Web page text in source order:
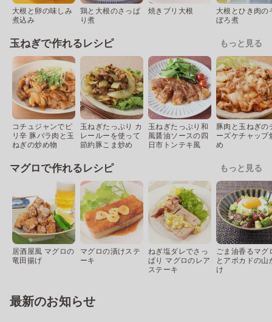
大根と卵の味しみ
煮込み
鶏と大根のさっぱ
り煮
焼きブリ大根
大根とひき肉の
ぼろ煮
玉ねぎで作れるレシピ もっと見る
コチュジャンでピ
リ辛 豚バラ肉と玉
ねぎの炒め物
玉ねぎたっぷり カ
レールーを使って
節約豚こま炒め
玉ねぎたっぷり和
風醤油ソースの四
日市トンテキ風
豚肉と玉ねぎの
ーズケチャップ
め
マグロで作れるレシピ もっと見る
居酒屋風 マグロの
竜田揚げ
マグロの漬けステ
ーキ
ねぎ塩ダレでさっ
ぱり マグロのレア
ステーキ
ごま油香るマグ
とアボカドの山
け
最新のお知らせ